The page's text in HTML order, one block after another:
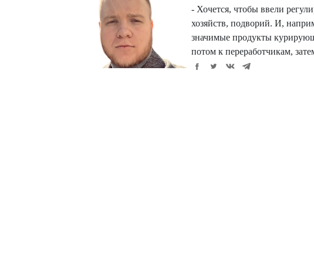
- Хочется, чтобы ввели
хозяйств, подворий. И,
значимые продукты
потом к переработчикам,